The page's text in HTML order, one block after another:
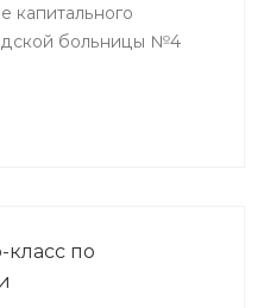
капитального
больницы №4
по